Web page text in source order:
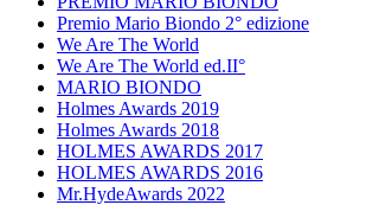
Premio Mario Biondo 2° edizione
We Are The World
We Are The World ed.II°
MARIO BIONDO
Holmes Awards 2019
Holmes Awards 2018
HOLMES AWARDS 2017
HOLMES AWARDS 2016
Mr.HydeAwards 2022